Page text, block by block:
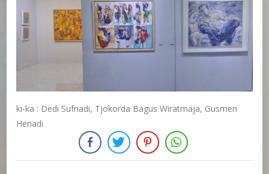
ki-ka : Dedi Sufriadi, Tjokorda Bagus Wiratmaja, Gusmen
Heriadi